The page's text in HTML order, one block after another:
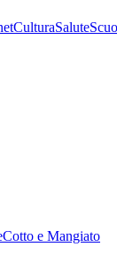
CulturaSalute
Cotto e Mangiato